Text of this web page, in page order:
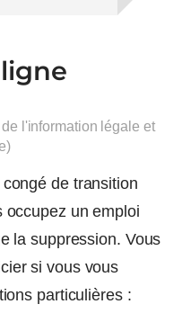
l'information légale et
de transition
occupez un emploi
la suppression. Vous
si vous vous
particulières :